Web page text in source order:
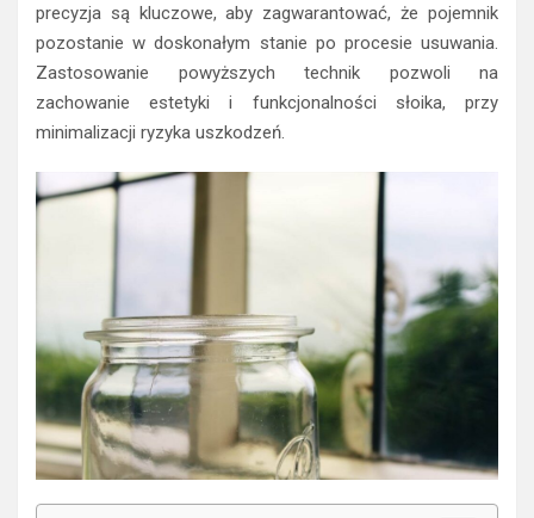
precyzja są kluczowe, aby zagwarantować, że pojemnik
pozostanie w doskonałym stanie po procesie usuwania.
Zastosowanie powyższych technik pozwoli na
zachowanie estetyki i funkcjonalności słoika, przy
minimalizacji ryzyka uszkodzeń.